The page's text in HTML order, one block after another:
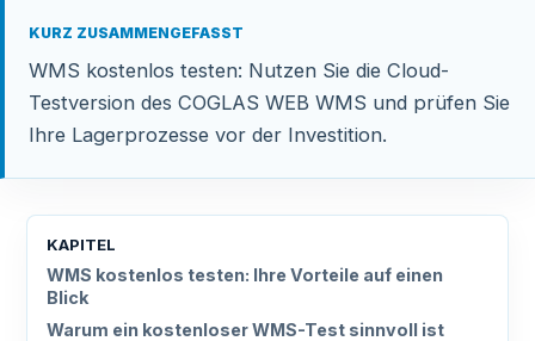
KURZ ZUSAMMENGEFASST
WMS kostenlos testen: Nutzen Sie die Cloud-
Testversion des COGLAS WEB WMS und prüfen Sie
Ihre Lagerprozesse vor der Investition.
KAPITEL
WMS kostenlos testen: Ihre Vorteile auf einen
Blick
Warum ein kostenloser WMS-Test sinnvoll ist